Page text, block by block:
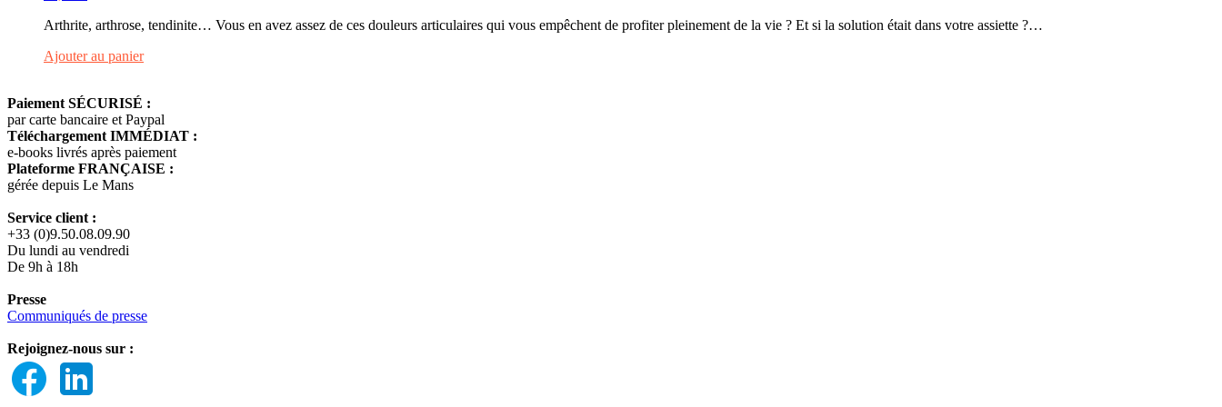
Arthrite, arthrose, tendinite… Vous en avez assez de ces douleurs articulaires qui vous empêchent de profiter pleinement de la vie ? Et si la solution était dans votre assiette ?…
Ajouter au panier
Paiement SÉCURISÉ :
par carte bancaire et Paypal
Téléchargement IMMÉDIAT :
e-books livrés après paiement
Plateforme FRANÇAISE :
gérée depuis Le Mans
Service client :
+33 (0)9.50.08.09.90
Du lundi au vendredi
De 9h à 18h
Presse
Communiqués de presse
Rejoignez-nous sur :